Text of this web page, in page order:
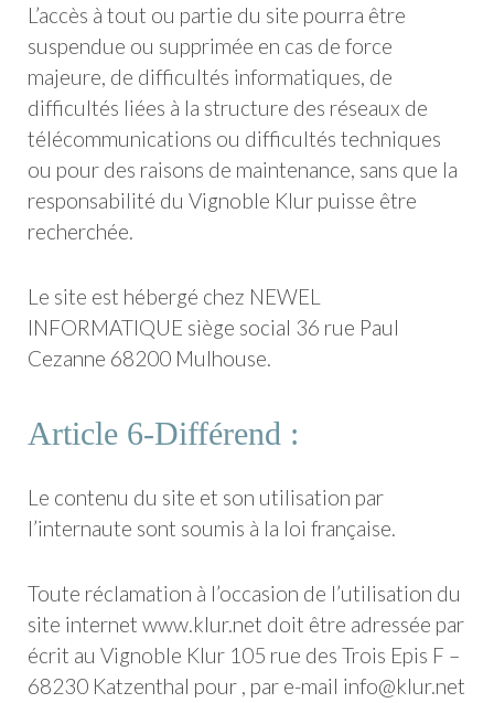
L’accès à tout ou partie du site pourra être
suspendue ou supprimée en cas de force
majeure, de difficultés informatiques, de
difficultés liées à la structure des réseaux de
télécommunications ou difficultés techniques
ou pour des raisons de maintenance, sans que la
responsabilité du Vignoble Klur puisse être
recherchée.
Le site est hébergé chez NEWEL
INFORMATIQUE siège social 36 rue Paul
Cezanne 68200 Mulhouse.
Article 6-Différend :
Le contenu du site et son utilisation par
l’internaute sont soumis à la loi française.
Toute réclamation à l’occasion de l’utilisation du
site internet www.klur.net doit être adressée par
écrit au Vignoble Klur 105 rue des Trois Epis F –
68230 Katzenthal pour , par e-mail info@klur.net